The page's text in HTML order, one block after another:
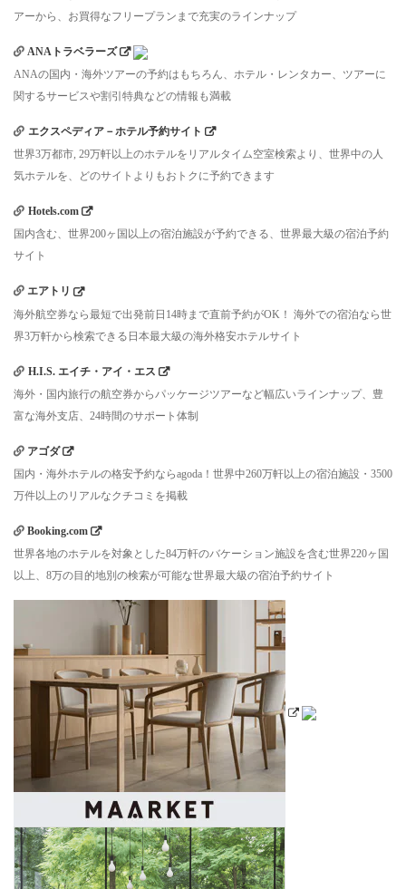
アーから、お買得なフリープランまで充実のラインナップ
ANAトラベラーズ
ANAの国内・海外ツアーの予約はもちろん、ホテル・レンタカー、ツアーに
関するサービスや割引特典などの情報も満載
エクスペディア－ホテル予約サイト
世界3万都市, 29万軒以上のホテルをリアルタイム空室検索より、世界中の人
気ホテルを、どのサイトよりもおトクに予約できます
Hotels.com
国内含む、世界200ヶ国以上の宿泊施設が予約できる、世界最大級の宿泊予約
サイト
エアトリ
海外航空券なら最短で出発前日14時まで直前予約がOK！ 海外での宿泊なら世
界3万軒から検索できる日本最大級の海外格安ホテルサイト
H.I.S. エイチ・アイ・エス
海外・国内旅行の航空券からパッケージツアーなど幅広いラインナップ、豊
富な海外支店、24時間のサポート体制
アゴダ
国内・海外ホテルの格安予約ならagoda！世界中260万軒以上の宿泊施設・3500
万件以上のリアルなクチコミを掲載
Booking.com
世界各地のホテルを対象とした84万軒のバケーション施設を含む世界220ヶ国
以上、8万の目的地別の検索が可能な世界最大級の宿泊予約サイト